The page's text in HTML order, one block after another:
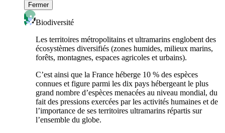
Fermer
Biodiversité
Les territoires métropolitains et ultramarins englobent des
écosystèmes diversifiés (zones humides, milieux marins,
forêts, montagnes, espaces agricoles et urbains).
C’est ainsi que la France héberge 10 % des espèces
connues et figure parmi les dix pays hébergeant le plus
grand nombre d’espèces menacées au niveau mondial, du
fait des pressions exercées par les activités humaines et de
l’importance de ses territoires ultramarins répartis sur
l’ensemble du globe.